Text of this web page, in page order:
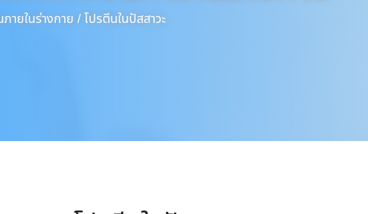
ายในร่างกาย /โปรตีนในปัสสาวะ